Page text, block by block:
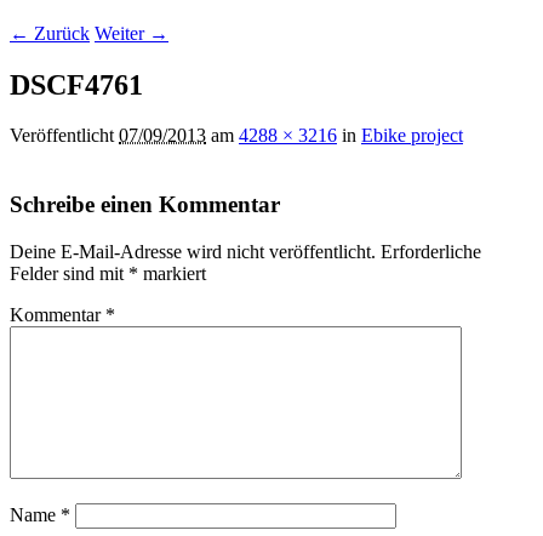
← Zurück Weiter →
DSCF4761
Veröffentlicht07/09/2013 am 4288 × 3216 in Ebike project
Schreibe einen Kommentar
Deine E-Mail-Adresse wird nicht veröffentlicht. Erforderliche
Felder sind mit * markiert
Kommentar *
Name *